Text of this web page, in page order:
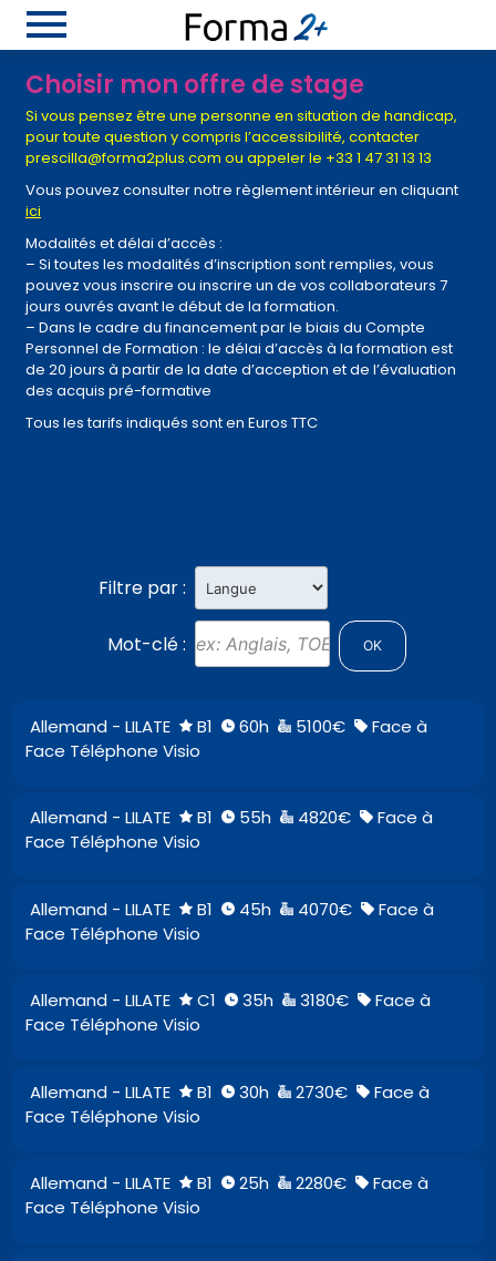
menu
Choisir mon offre de stage
Si vous pensez être une personne en situation de handicap,
pour toute question y compris l’accessibilité, contacter
prescilla@forma2plus.com ou appeler le +33 1 47 31 13 13
Vous pouvez consulter notre règlement intérieur en cliquant
ici
Modalités et délai d’accès :
– Si toutes les modalités d’inscription sont remplies, vous
pouvez vous inscrire ou inscrire un de vos collaborateurs 7
jours ouvrés avant le début de la formation.
– Dans le cadre du financement par le biais du Compte
Personnel de Formation : le délai d’accès à la formation est
de 20 jours à partir de la date d’acception et de l’évaluation
des acquis pré-formative
Tous les tarifs indiqués sont en Euros TTC
Filtre par :
Mot-clé :
Allemand - LILATE B1 60h 5100€
Face à
Face Téléphone Visio
Allemand - LILATE B1 55h 4820€
Face à
Face Téléphone Visio
Allemand - LILATE B1 45h 4070€
Face à
Face Téléphone Visio
Allemand - LILATE C1 35h 3180€
Face à
Face Téléphone Visio
Allemand - LILATE B1 30h 2730€
Face à
Face Téléphone Visio
Allemand - LILATE B1 25h 2280€
Face à
Face Téléphone Visio